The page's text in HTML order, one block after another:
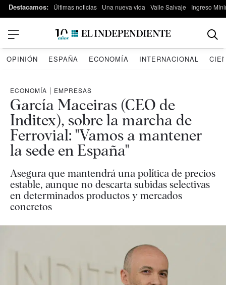
Destacamos: Últimas noticias Una nueva vida Valle Salvaje Ingreso
OPINIÓN ESPAÑA ECONOMÍA INTERNACIONAL
ECONOMÍA | EMPRESAS
García Maceiras (CEO de
Inditex), sobre la marcha de
Ferrovial: "Vamos a mantener
la sede en España"
Asegura que mantendrá una política de precios
estable, aunque no descarta subidas selectivas
en determinados productos y mercados
concretos